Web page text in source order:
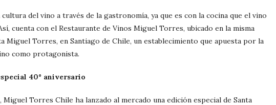
del vino a través de la gastronomía, ya que es con la cocina que el vino
cuenta con el Restaurante de Vinos Miguel Torres, ubicado en la misma
Miguel Torres, en Santiago de Chile, un establecimiento que apuesta por la
como protagonista.
40º aniversario
Torres Chile ha lanzado al mercado una edición especial de Santa